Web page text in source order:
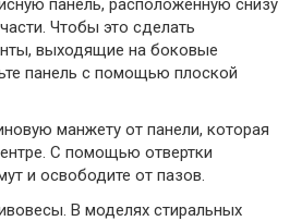
Чтобы это сделать
выходящие на боковые
панель с помощью плоской
манжету от панели, которая
С помощью отвертки
и освободите от пазов.
В моделях стиральных